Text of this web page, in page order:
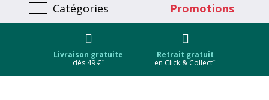
Catégories Promotions
Livraison gratuite
dès 49 €*
Retrait gratuit
en Click & Collect*